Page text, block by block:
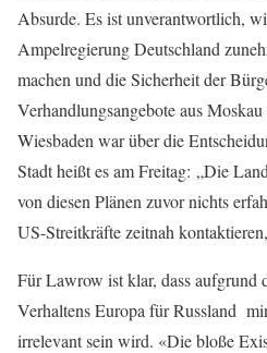
Absurde. Es ist unverantwortlich,
Ampelregierung Deutschland
machen und die Sicherheit der
Verhandlungsangebote aus
Wiesbaden war über die
Stadt heißt es am Freitag: „Die
von diesen Plänen zuvor nichts
US-Streitkräfte zeitnah
Für Lawrow ist klar, dass aufgrund
Verhaltens Europa für Russland
irrelevant sein wird. «Die bloße